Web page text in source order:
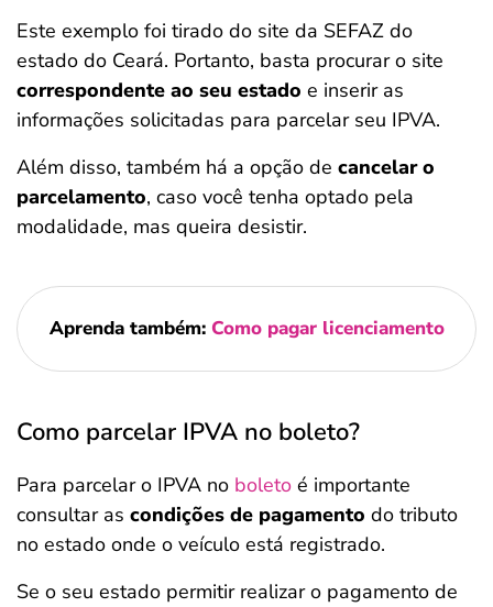
Este exemplo foi tirado do site da SEFAZ do
estado do Ceará. Portanto, basta procurar o site
correspondente ao seu estado e inserir as
informações solicitadas para parcelar seu IPVA.
Além disso, também há a opção de cancelar o
parcelamento, caso você tenha optado pela
modalidade, mas queira desistir.
Aprenda também: Como pagar licenciamento
Como parcelar IPVA no boleto?
Para parcelar o IPVA no boleto é importante
consultar as condições de pagamento do tributo
no estado onde o veículo está registrado.
Se o seu estado permitir realizar o pagamento de